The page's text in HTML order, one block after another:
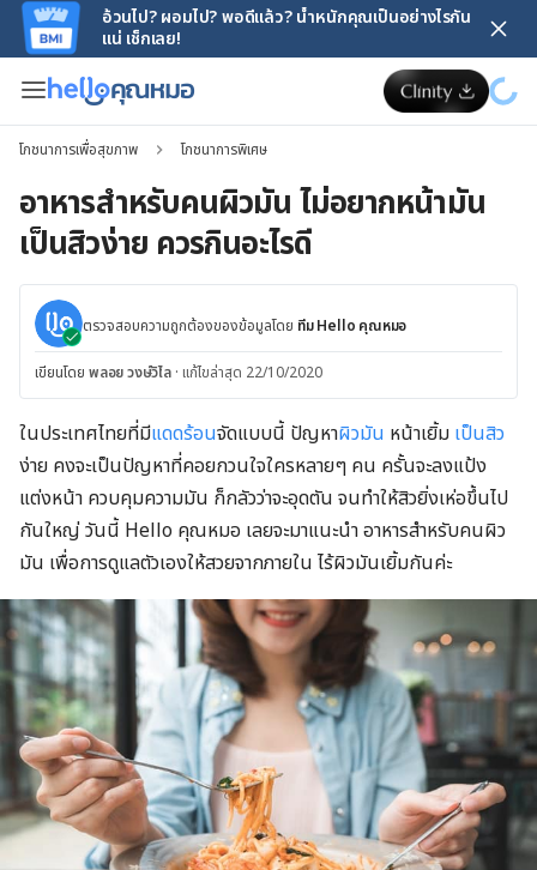
อ้วนไป? ผอมไป? พอดีแล้ว? น้ำหนักคุณเป็นอย่างไรกัน
แน่ เช็กเลย!
โภชนาการเพื่อสุขภาพ โภชนาการพิเศษ
อาหารสำหรับคนผิวมัน ไม่อยากหน้ามัน
เป็นสิวง่าย ควรกินอะไรดี
ตรวจสอบความถูกต้องของข้อมูลโดย ทีม Hello คุณหมอ
เขียนโดย พลอย วงษ์วิไล · แก้ไขล่าสุด 22/10/2020
ในประเทศไทยที่มีแดดร้อนจัดแบบนี้ ปัญหาผิวมัน หน้าเยิ้ม เป็นสิว
ง่าย คงจะเป็นปัญหาที่คอยกวนใจใครหลายๆ คน ครั้นจะลงแป้ง
แต่งหน้า ควบคุมความมัน ก็กลัวว่าจะอุดตัน จนทำให้สิวยิ่งเห่อขึ้นไป
กันใหญ่ วันนี้ Hello คุณหมอ เลยจะมาแนะนำ อาหารสำหรับคนผิว
มัน เพื่อการดูแลตัวเองให้สวยจากภายใน ไร้ผิวมันเยิ้มกันค่ะ